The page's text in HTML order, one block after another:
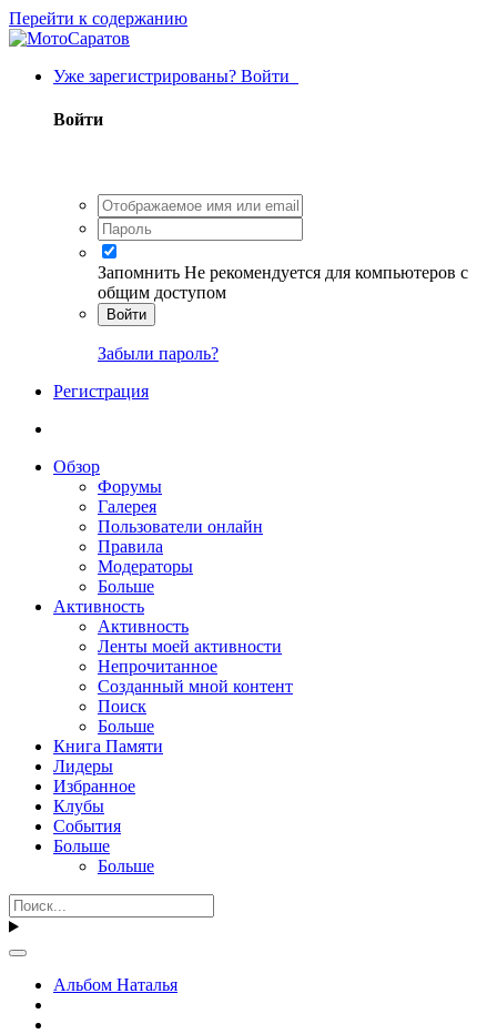
Перейти к содержанию
Уже зарегистрированы? Войти
Войти
Запомнить Не рекомендуется для компьютеров с
общим доступом
Войти
Забыли пароль?
Регистрация
Обзор
Форумы
Галерея
Пользователи онлайн
Правила
Модераторы
Больше
Активность
Активность
Ленты моей активности
Непрочитанное
Созданный мной контент
Поиск
Больше
Книга Памяти
Лидеры
Избранное
Клубы
События
Больше
Больше
Альбом Наталья